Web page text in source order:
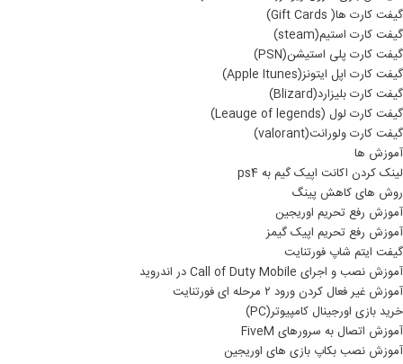
گیفت کارت ها( Gift Cards)
گیفت کارت استیم(steam)
گیفت کارت پلی استیشن(PSN)
گیفت کارت اپل ایتونز(Apple Itunes)
گیفت کارت بلیزارد(Blizard)
گیفت کارت لول (Leauge of legends)
گیفت کارت ولورانت(valorant)
آموزش ها
لینک کردن اکانت اپیک گیم به ps4
روش های کاهش پینگ
آموزش رفع تحریم اوریجین
آموزش رفع تحریم اپیک گیمز
گیفت ایتم شاپ فورتنایت
آموزش نصب و اجرای Call of Duty Mobile در اندروید
آموزش غیر فعال کردن ورود ۲ مرحله ای فورتنایت
خرید بازی اورجینال کامپیوتر(PC)
آموزش اتصال به سرورهای FiveM
آموزش نصب بکاپ بازی های اوریجین